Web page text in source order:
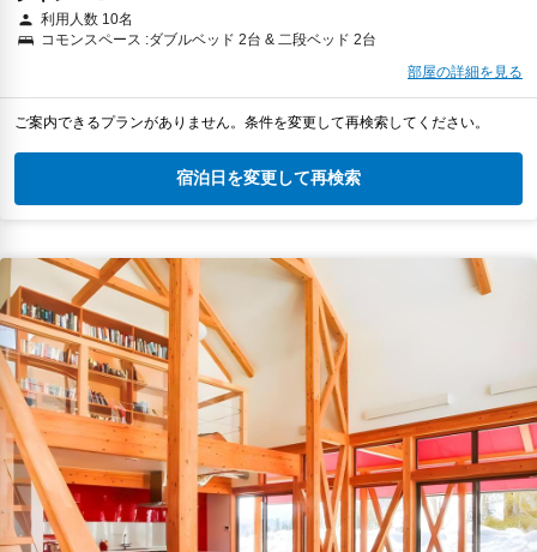
利用人数 10名
コモンスペース :ダブルベッド 2台 & 二段ベッド 2台
部屋の詳細を見る
ご案内できるプランがありません。条件を変更して再検索してください。
宿泊日を変更して再検索